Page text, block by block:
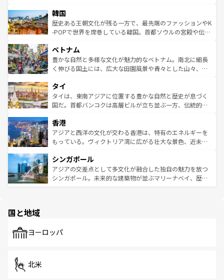
ワイを、存分に味わってほしい。 なお、新着のハワイ情報
はコンテンツ一覧を参照してほしい。
いる。アクティビティも充実しており、サーフィンやダイ
ビング、ハイキングなど、アウトドア好きにはたまらな
い。オーストラリアの多彩な魅力を存分に味わいつくそ
参照してほしい。
ン）、静ひつな山岳地帯である台湾東部など、都市の喧騒
と山間の静けさが共存しており、訪れる人に新しい発見と
驚きをもたらしてくれる。また、奥深い台湾の食文化も魅
容にもいいと評判のスイーツなど、バラエティ豊かな料理
が味わえる。 なお、新着の台湾情報は コンテンツ一覧を参
照してほしい。
韓国
歴史ある王朝文化が残る一方で、最先端のファッションやK
-POPで世界を席巻している韓国。首都ソウルの宮殿や伝統
き、地方に足を延ばせば四季折々の自然美を楽しむことが
できる。そして、キムチや焼肉、絶品のストリートフード
まで、さまざまな韓国料理が待っている。夜には、韓国な
リティに包まれながら、韓国の多彩な魅力を心ゆくまで味
わってみてほしい。 なお、新着の韓国情報はコンテンツ一
覧を参照してほしい。
ベトナム
豊かな自然と多様な文化が魅力的なベトナム。南北に細長
く伸びる国土には、広大な田園風景や青々とした山々、世
急速な発展と共に伝統が息づく。ハノイの古い町並みやホ
ーチミン市のフランス統治時代の建物も、独特の雰囲気を
醸し出している。また、バラエティの豊かさとおいしさで
とつ。フォーやバインミー、ベトナムコーヒーなどは、ぜ
ひ現地で味わいたい。どの地域を訪れてもあたたかい人々
が旅行者を迎えてくれるので、きっと忘れられない旅にな
参照してほしい。
タイ
タイは、東南アジアに位置する豊かな自然と歴史が息づく
国だ。首都バンコクは高層ビルが立ち並ぶ一方、伝統的な
の活気が交差している。北部ではチェンマイなどの山岳地
帯で自然と触れ合い、南部ではプーケットやクラビの美し
いビーチでリゾート気分を楽しむことができる。タイ料理
激する。気候は一年中温暖で、どの季節にも異なる楽しみ
が待っている。親しみやすいタイの人々、仏教を中心とし
た文化、そして多様な観光資源が、訪れる旅人を魅了し続
香港
アジアと西洋の文化が交わる香港は、特有のエネルギーを
もっている。ヴィクトリア湾に広がる壮大な景色、近未来
み、どこを訪れても感動するはず。観光スポットが密集し
ており、効率よく見どころを回れるのも魅力。息をのむよ
うな絶景から文化的な体験まで、香港を存分に楽しみ尽く
シンガポール
アジアの交差点として多文化が融合した独自の魅力を放つ
シンガポール。未来的な建築物が並ぶマリーナベイ、歴史
で、ホーカーズは地元の風情を楽しめる外せないスポット
国と地域
ヨーロッパ
北米